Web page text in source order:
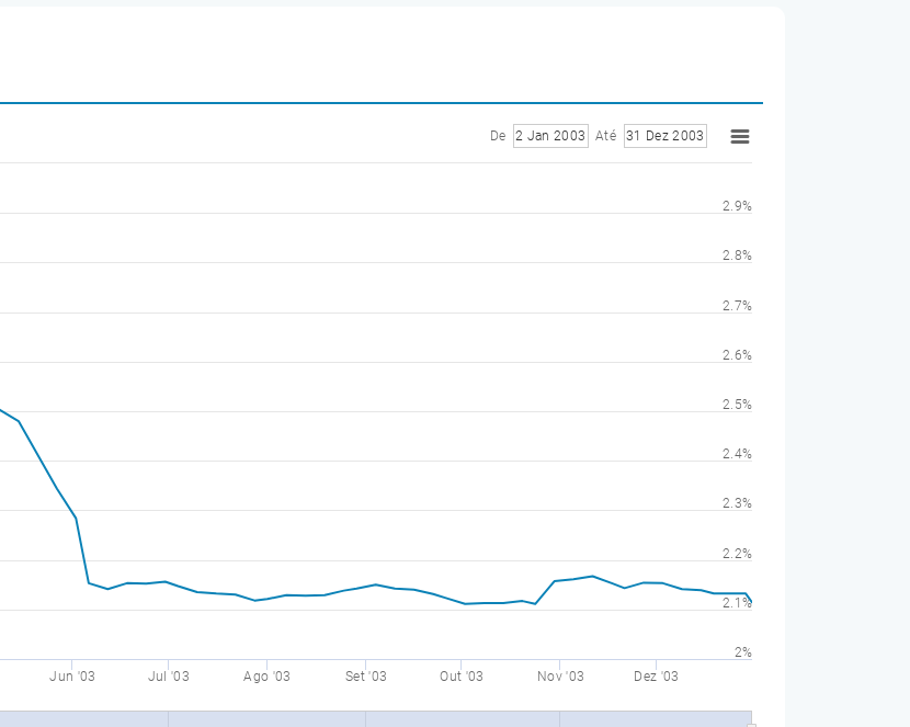
De 2 Jan 2003 Até 31 Dez 2003
Jun '03 Jul '03 Ago '03 Set '03 Out '03 Nov '03 Dez '03
2%
2.1%
2.2%
2.3%
2.4%
2.5%
2.6%
2.7%
2.8%
2.9%